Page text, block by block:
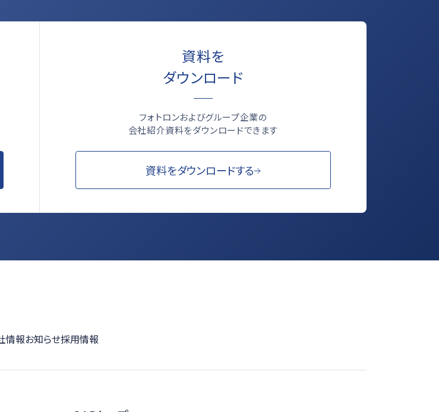
資料を
ダウンロード
フォトロンおよびグループ企業の
会社紹介資料をダウンロードできます
資料をダウンロードする
情報お知らせ採用情報